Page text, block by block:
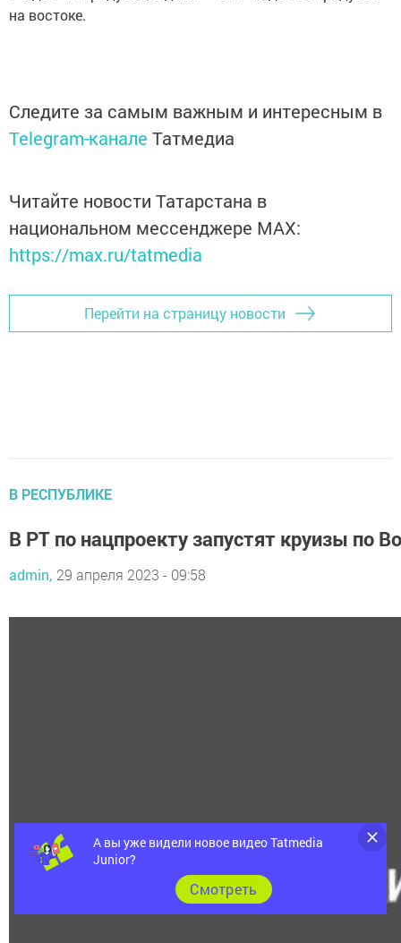
на востоке.
Следите за самым важным и интересным в
Telegram-канале Татмедиа
Читайте новости Татарстана в
национальном мессенджере MАХ:
https://max.ru/tatmedia
Перейти на страницу новости
В РЕСПУБЛИКЕ
В РТ по нацпроекту запустят круизы по
admin, 29 апреля 2023 - 09:58
А вы уже видели новое видео Tatmedia
Junior?
Cмотреть